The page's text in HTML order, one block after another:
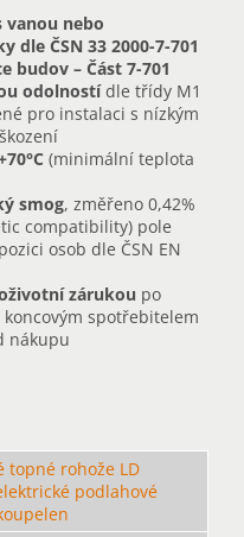
vanou nebo
dle ČSN 33 2000-7-701
budov – Část 7-701
odolnostídle třídy M1
pro instalaci s nízkým
(minimální teplota
smog, změřeno 0,42%
compatibility) pole
osob dle ČSN EN
zárukou po
spotřebitelem
nákupu
topné rohože LD
podlahové